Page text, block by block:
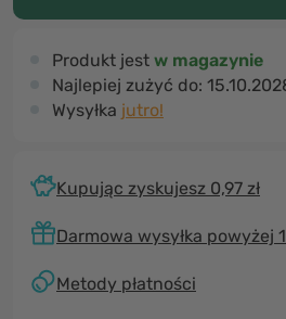
Produkt jest w magazynie
Najlepiej zużyć do:
Wysyłka jutro!
Kupując zyskujesz 0,97 zł
Darmowa wysyłka powyżej
Metody płatności